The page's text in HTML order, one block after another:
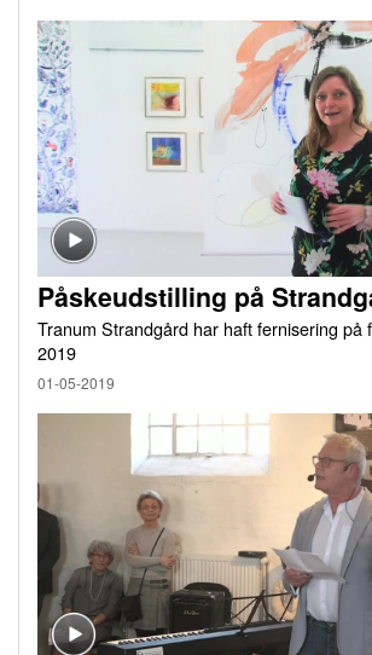
Påskeudstilling på
Tranum Strandgård har haft fernisering på
2019
01-05-2019